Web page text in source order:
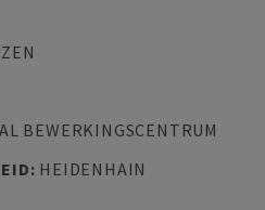
BEWERKINGSCENTRUM
: HEIDENHAIN